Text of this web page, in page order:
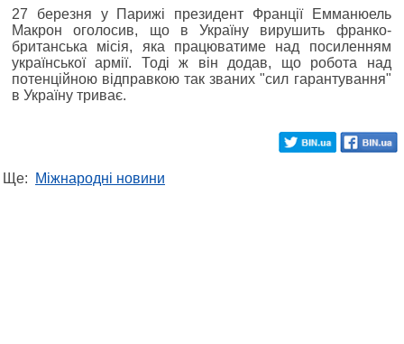
27 березня у Парижі президент Франції Емманюель
Макрон оголосив, що в Україну вирушить франко-
британська місія, яка працюватиме над посиленням
української армії. Тоді ж він додав, що робота над
потенційною відправкою так званих "сил гарантування"
в Україну триває.
Ще: Міжнародні новини